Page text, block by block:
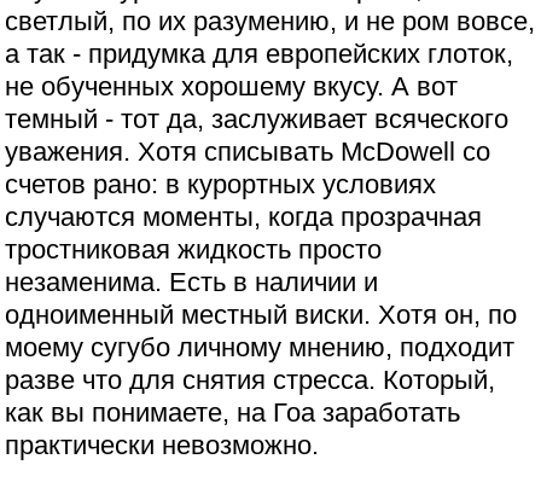
светлый, по их разумению, и не ром вовсе,
а так - придумка для европейских глоток,
не обученных хорошему вкусу. А вот
темный - тот да, заслуживает всяческого
уважения. Хотя списывать McDowell со
счетов рано: в курортных условиях
случаются моменты, когда прозрачная
тростниковая жидкость просто
незаменима. Есть в наличии и
одноименный местный виски. Хотя он, по
моему сугубо личному мнению, подходит
разве что для снятия стресса. Который,
как вы понимаете, на Гоа заработать
практически невозможно.